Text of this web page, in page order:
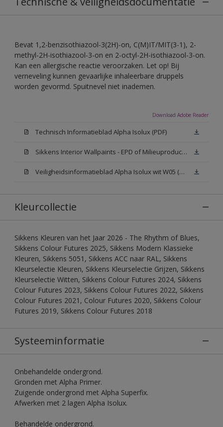
Bevat 1,2-benzisothiazool-3(2H)-on, C(M)IT/MIT(3-1), 2-
methyl-2H-isothiazool-3-on en 2-octyl-2H-isothiazool-3-on.
Kan een allergische reactie veroorzaken. Let op! Bij
verneveling kunnen gevaarlijke inhaleerbare druppels
worden gevormd. Spuitnevel niet inademen.
Download Adobe Reader
Technisch Informatieblad Alpha Isolux (PDF)
Sikkens Interior Wallpaints - EPD of Milieuproductverklaring
Veiligheidsinformatieblad Alpha Isolux wit W05 (SDS)
Kleurcollectie
Sikkens Kleuren van het Jaar 2026 - The Rhythm of Blues,
Sikkens Colour Futures 2025, Sikkens Modern Klassieke
Kleuren, Sikkens 5051, Sikkens ACC naar RAL, Sikkens
Kleurselectie Kleuren, Sikkens Kleurselectie Grijzen, Sikkens
Kleurselectie Witten, Sikkens Colour Futures 2024, Sikkens
Colour Futures 2023, Sikkens Colour Futures 2022, Sikkens
Colour Futures 2021, Colour Futures 2020, Sikkens Colour
Futures 2019, Sikkens Colour Futures 2018
Systeeminformatie
Onbehandelde ondergrond.
Gronden met Alpha Primer.
Zuigende ondergrond met Alpha Superfix.
Afwerken met 2 lagen Alpha Isolux.
Behandelde ondergrond.